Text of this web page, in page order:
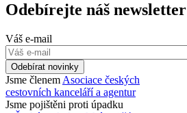
Odebírejte náš newsletter
Váš e-mail
Odebírat novinky
Jsme členem Asociace českých
cestovních kanceláří a agentur
Jsme pojištěni proti úpadku